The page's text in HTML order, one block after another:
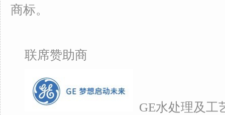
商标。
联席赞助商
GE水处理及工